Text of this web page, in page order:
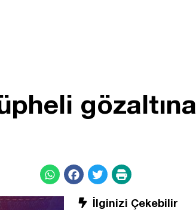
gözaltına
İlginizi Çekebilir